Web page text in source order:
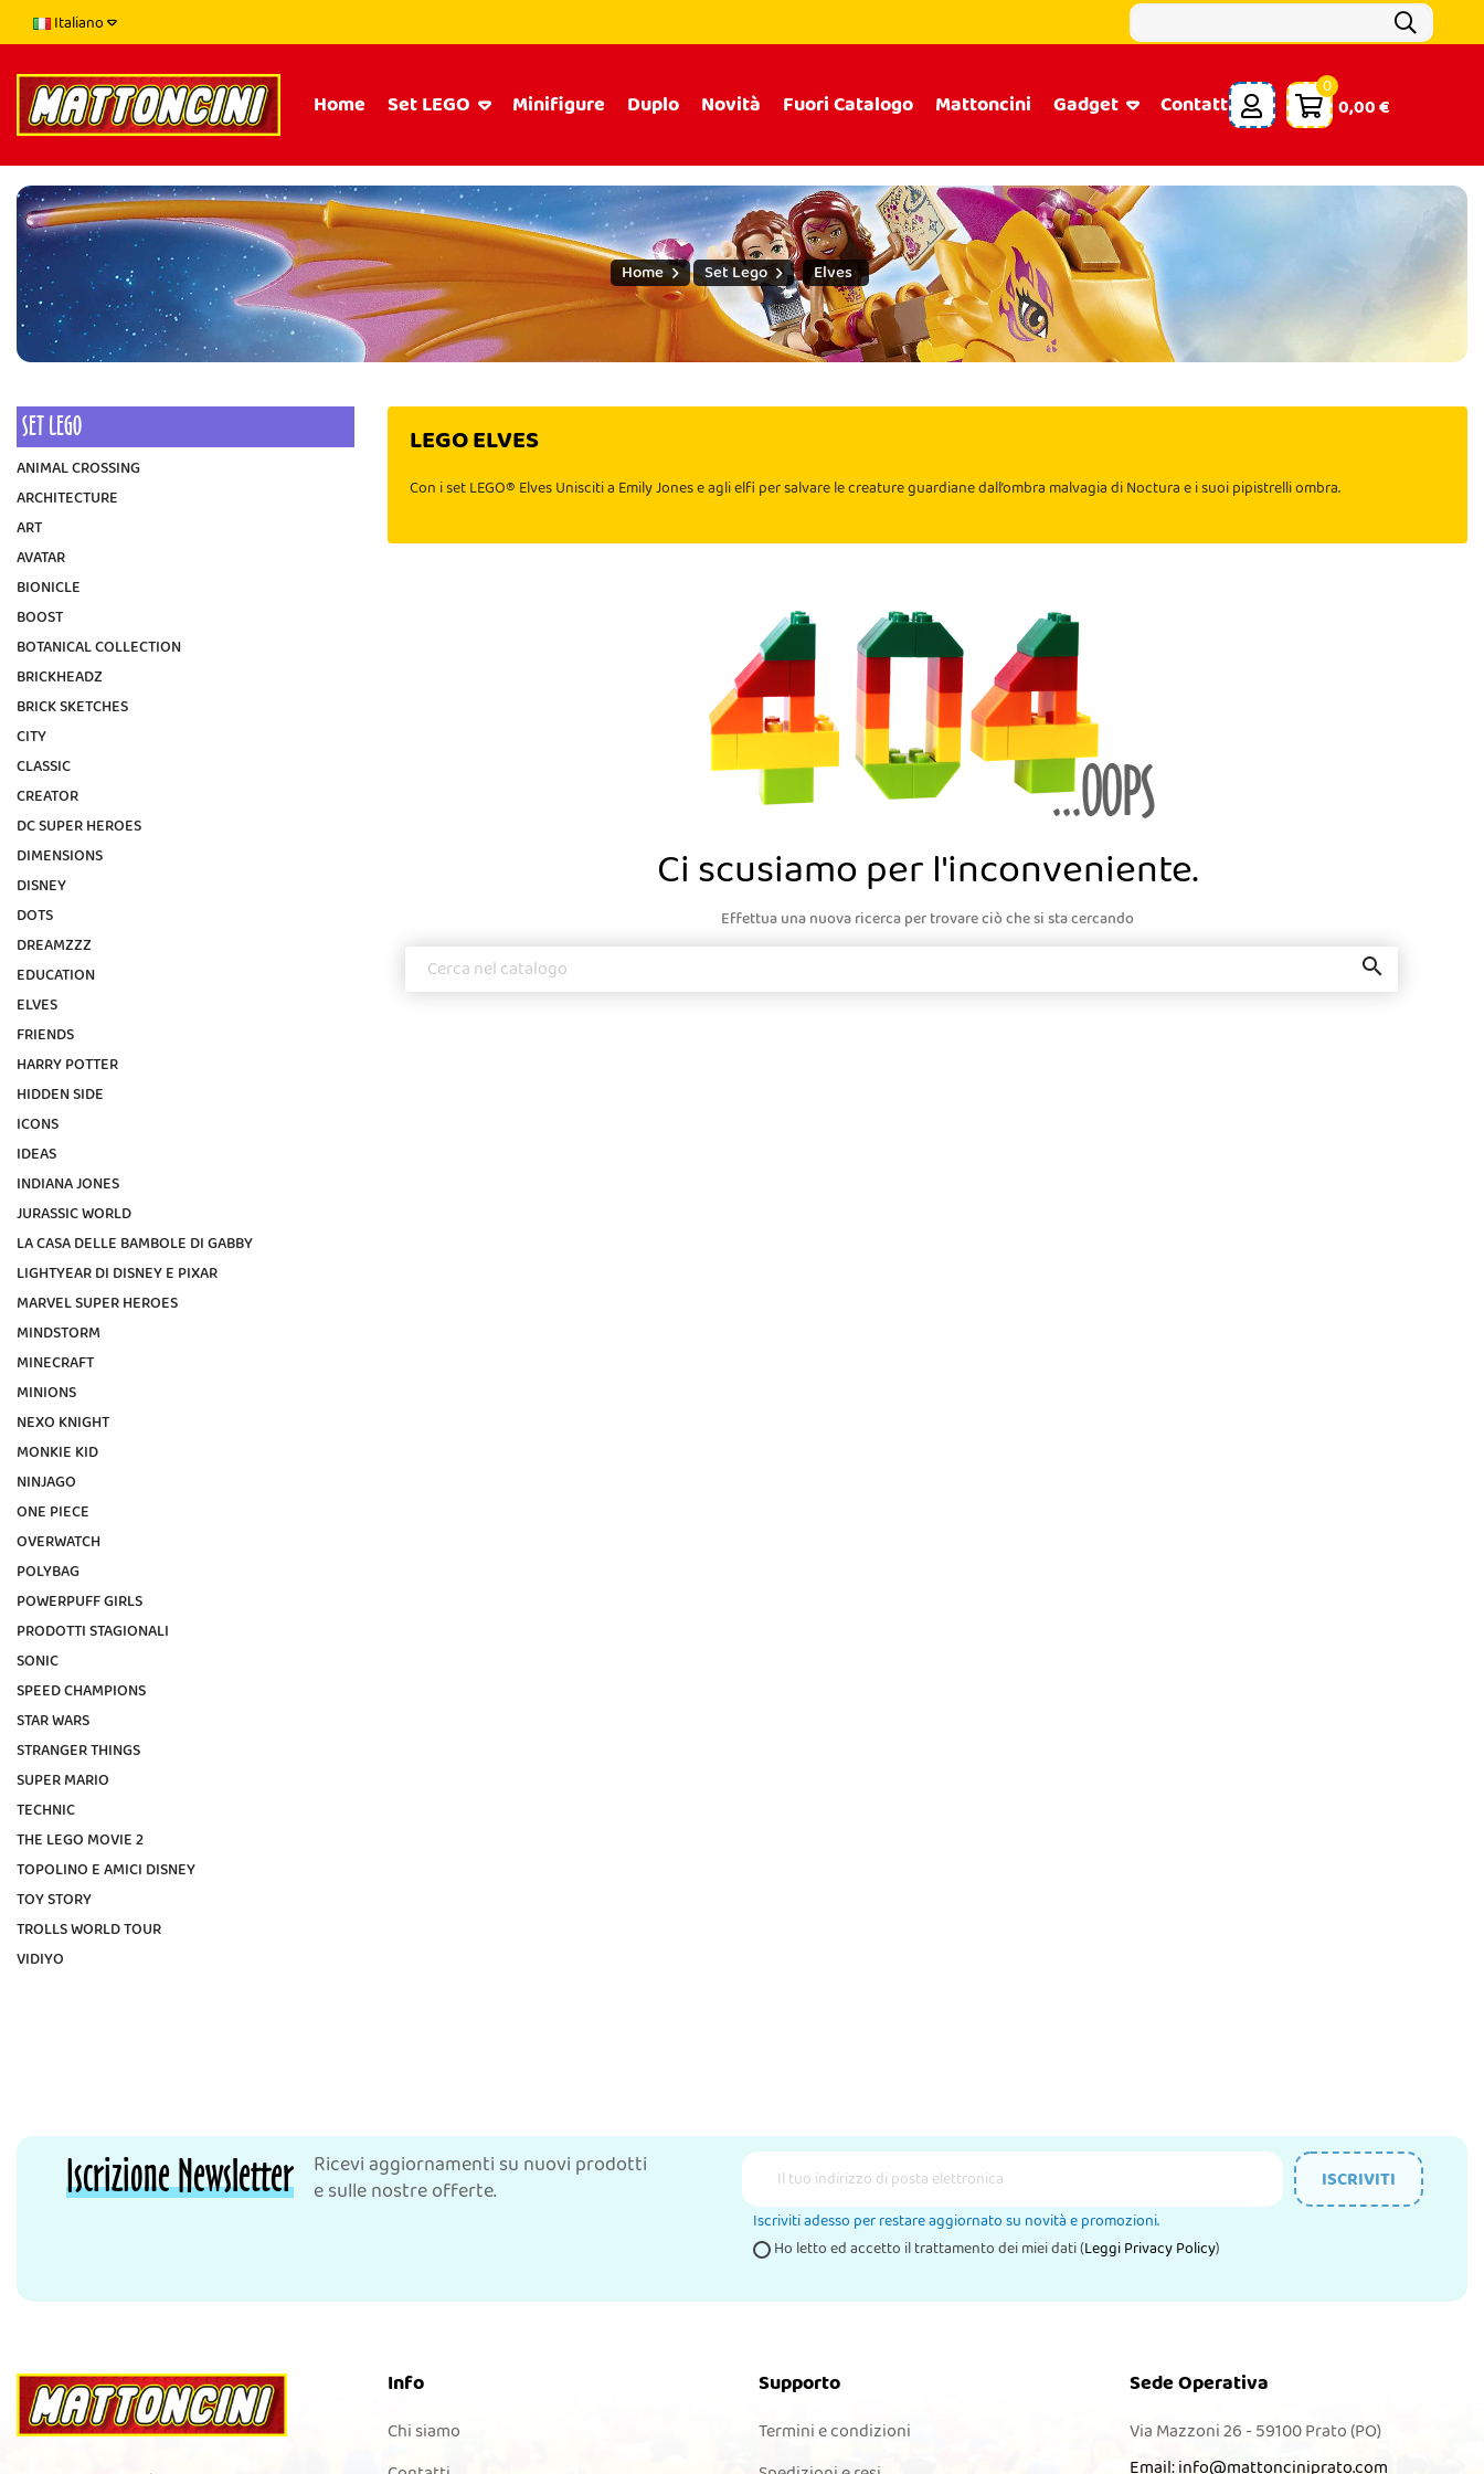
Italiano
Home Set LEGO Minifigure Duplo Novità Fuori Catalogo Mattoncini Gadget Contatti
0
0,00 €
Home Set Lego Elves
SET LEGO
ANIMAL CROSSING
ARCHITECTURE
ART
AVATAR
BIONICLE
BOOST
BOTANICAL COLLECTION
BRICKHEADZ
BRICK SKETCHES
CITY
CLASSIC
CREATOR
DC SUPER HEROES
DIMENSIONS
DISNEY
DOTS
DREAMZZZ
EDUCATION
ELVES
FRIENDS
HARRY POTTER
HIDDEN SIDE
ICONS
IDEAS
INDIANA JONES
JURASSIC WORLD
LA CASA DELLE BAMBOLE DI GABBY
LIGHTYEAR DI DISNEY E PIXAR
MARVEL SUPER HEROES
MINDSTORM
MINECRAFT
MINIONS
NEXO KNIGHT
MONKIE KID
NINJAGO
ONE PIECE
OVERWATCH
POLYBAG
POWERPUFF GIRLS
PRODOTTI STAGIONALI
SONIC
SPEED CHAMPIONS
STAR WARS
STRANGER THINGS
SUPER MARIO
TECHNIC
THE LEGO MOVIE 2
TOPOLINO E AMICI DISNEY
TOY STORY
TROLLS WORLD TOUR
VIDIYO
LEGO ELVES
Con i set LEGO® Elves Unisciti a Emily Jones e agli elfi per salvare le creature guardiane dall’ombra malvagia di Noctura e i suoi pipistrelli ombra.
Ci scusiamo per l'inconveniente.
Effettua una nuova ricerca per trovare ciò che si sta cercando

Iscrizione Newsletter
Ricevi aggiornamenti su nuovi prodotti
e sulle nostre offerte.
ISCRIVITI
Iscriviti adesso per restare aggiornato su novità e promozioni.
Ho letto ed accetto il trattamento dei miei dati (Leggi Privacy Policy)
Sede Operativa
Via Mazzoni 26 - 59100 Prato (PO)
Email:info@mattonciniprato.com
Info
Chi siamo
Supporto
Termini e condizioni